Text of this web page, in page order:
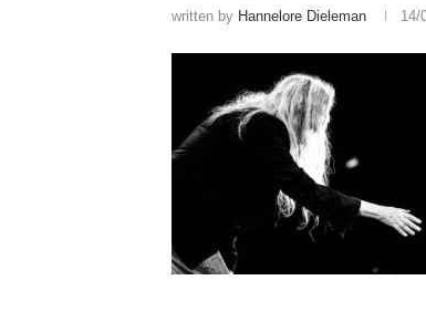
written by Hannelore Dieleman 14/